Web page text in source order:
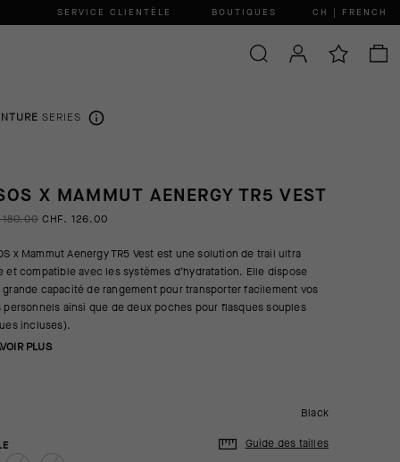
SERVICE CLIENTÈLE BOUTIQUES CH | FRENCH
SERIES
X MAMMUT AENERGY TR5 VEST
180.00 CHF. 126.00
x Mammut Aenergy TR5 Vest est une solution de trail ultra
et compatible avec les systèmes d’hydratation. Elle dispose
grande capacité de rangement pour transporter facilement vos
ainsi que de deux poches pour flasques souples
incluses).
PLUS
Black
Guide des tailles